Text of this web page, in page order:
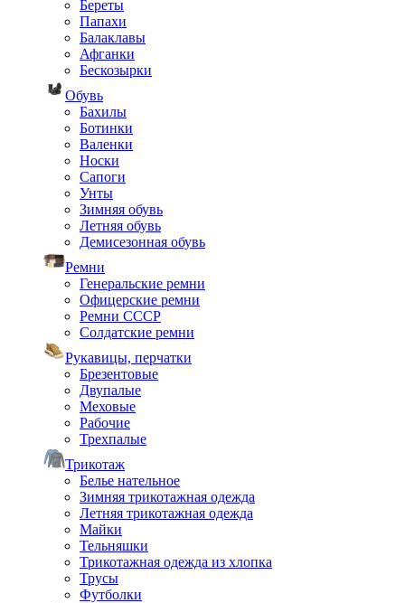
Береты
Папахи
Балаклавы
Афганки
Бескозырки
Обувь
Бахилы
Ботинки
Валенки
Носки
Сапоги
Унты
Зимняя обувь
Летняя обувь
Демисезонная обувь
Ремни
Генеральские ремни
Офицерские ремни
Ремни СССР
Солдатские ремни
Рукавицы, перчатки
Брезентовые
Двупалые
Меховые
Рабочие
Трехпалые
Трикотаж
Белье нательное
Зимняя трикотажная одежда
Летняя трикотажная одежда
Майки
Тельняшки
Трикотажная одежда из хлопка
Трусы
Футболки